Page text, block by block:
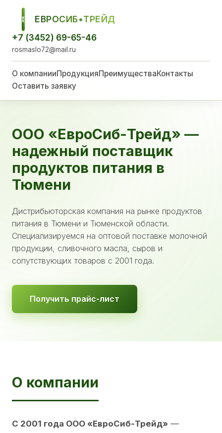
ЕСТ
ЕВРОСИБ•ТРЕЙД
+7 (3452) 69-65-46
rosmaslo72@mail.ru
О компанииПродукцияПреимуществаКонтакты
Оставить заявку
ООО «ЕвроСиб-Трейд» —
надежный поставщик
продуктов питания в
Тюмени
Дистрибьюторская компания на рынке продуктов
питания в Тюмени и Тюменской области.
Специализируемся на оптовой поставке молочной
продукции, сливочного масла, сыров и
сопутствующих товаров с 2001 года.
Получить прайс-лист
О компании
С 2001 года ООО «ЕвроСиб-Трейд» —